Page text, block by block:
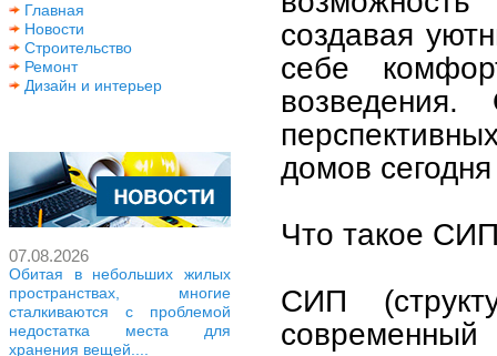
Главная
Новости
Строительство
Ремонт
Дизайн и интерьер
07.08.2026
Обитая в небольших жилых
пространствах, многие
сталкиваются с проблемой
недостатка места для
хранения вещей....
создавая
себе
домов
Что такое
СИП